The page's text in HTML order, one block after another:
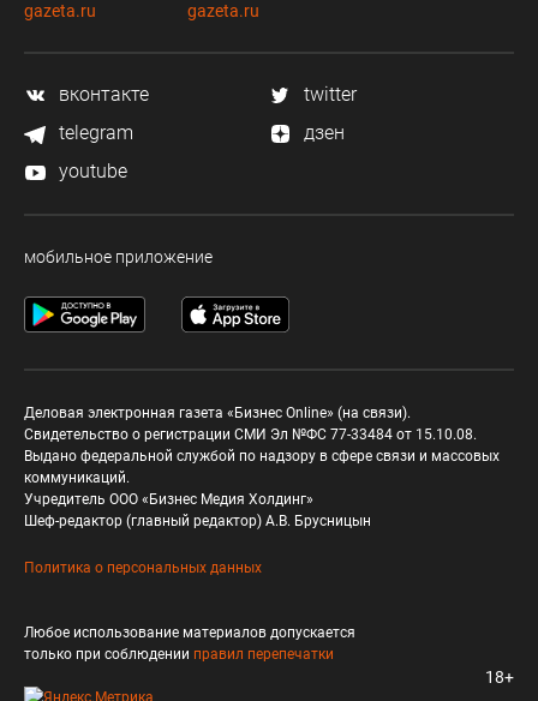
gazeta.ru
gazeta.ru
вконтакте
twitter
telegram
дзен
youtube
мобильное приложение
Деловая электронная газета «Бизнес Online» (на связи).
Свидетельство о регистрации СМИ Эл №ФС 77-33484 от 15.10.08.
Выдано федеральной службой по надзору в сфере связи и массовых
коммуникаций.
Учредитель ООО «Бизнес Медия Холдинг»
Шеф-редактор (главный редактор) А.В. Брусницын
Политика о персональных данных
Любое использование материалов допускается
только при соблюдении правил перепечатки
18+